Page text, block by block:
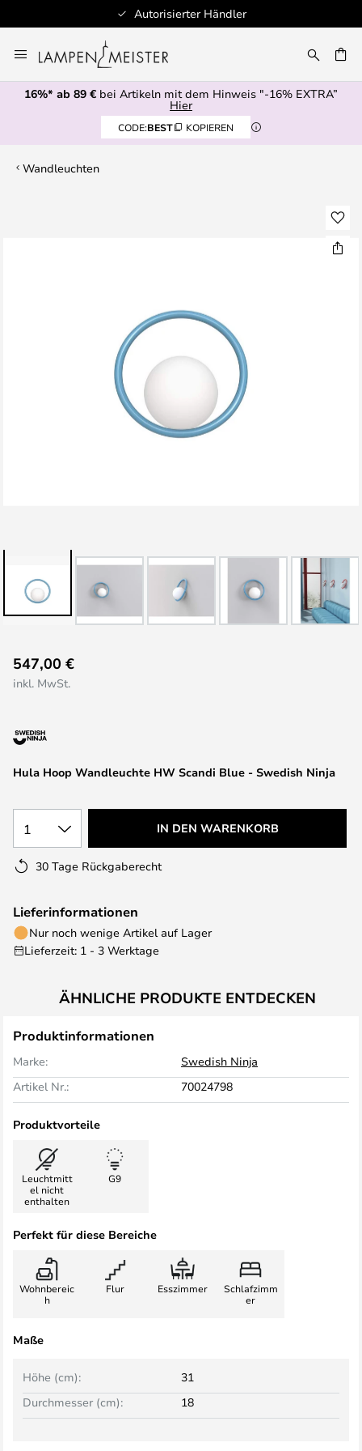
Autorisierter Händler
Inhalt
springen
16%* ab 89 € bei Artikeln mit dem Hinweis "-16% EXTRA”
Hier
CODE:BEST KOPIEREN
Wandleuchten
Anfang
der
springen
Hula Hoop Wandleuchte HW Scandi Blue - Swedish Ninja
547,00 €
inkl. MwSt.
1 IN DEN WARENKORB
30 Tage Rückgaberecht
Lieferinformationen
Nur noch wenige Artikel auf Lager
Lieferzeit: 1 - 3 Werktage
ÄHNLICHE PRODUKTE ENTDECKEN
Produktinformationen
Marke:
Swedish Ninja
Artikel Nr.:
70024798
Produktvorteile
Leuchtmitt
el nicht
enthalten
G9
Perfekt für diese Bereiche
Wohnbereic
h
Flur Esszimmer
Schlafzimm
er
Maße
Höhe (cm):
31
Durchmesser (cm):
18